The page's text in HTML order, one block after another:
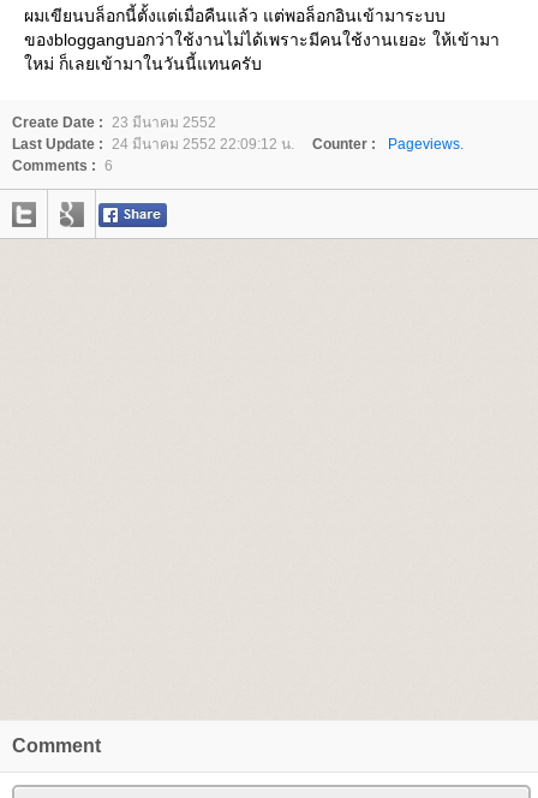
ผมเขียนบล็อกนี้ตั้งแต่เมื่อคืนแล้ว แต่พอล็อกอินเข้ามาระบบ
ของbloggangบอกว่าใช้งานไม่ได้เพราะมีคนใช้งานเยอะ ให้เข้ามา
หม่ ก็เลยเข้ามาในวันนี้แทนครับ
Create Date : 23 มีนาคม 2552
Last Update : 24 มีนาคม 2552 22:09:12 น. Counter :
Pageviews.
Comments : 6
Comment